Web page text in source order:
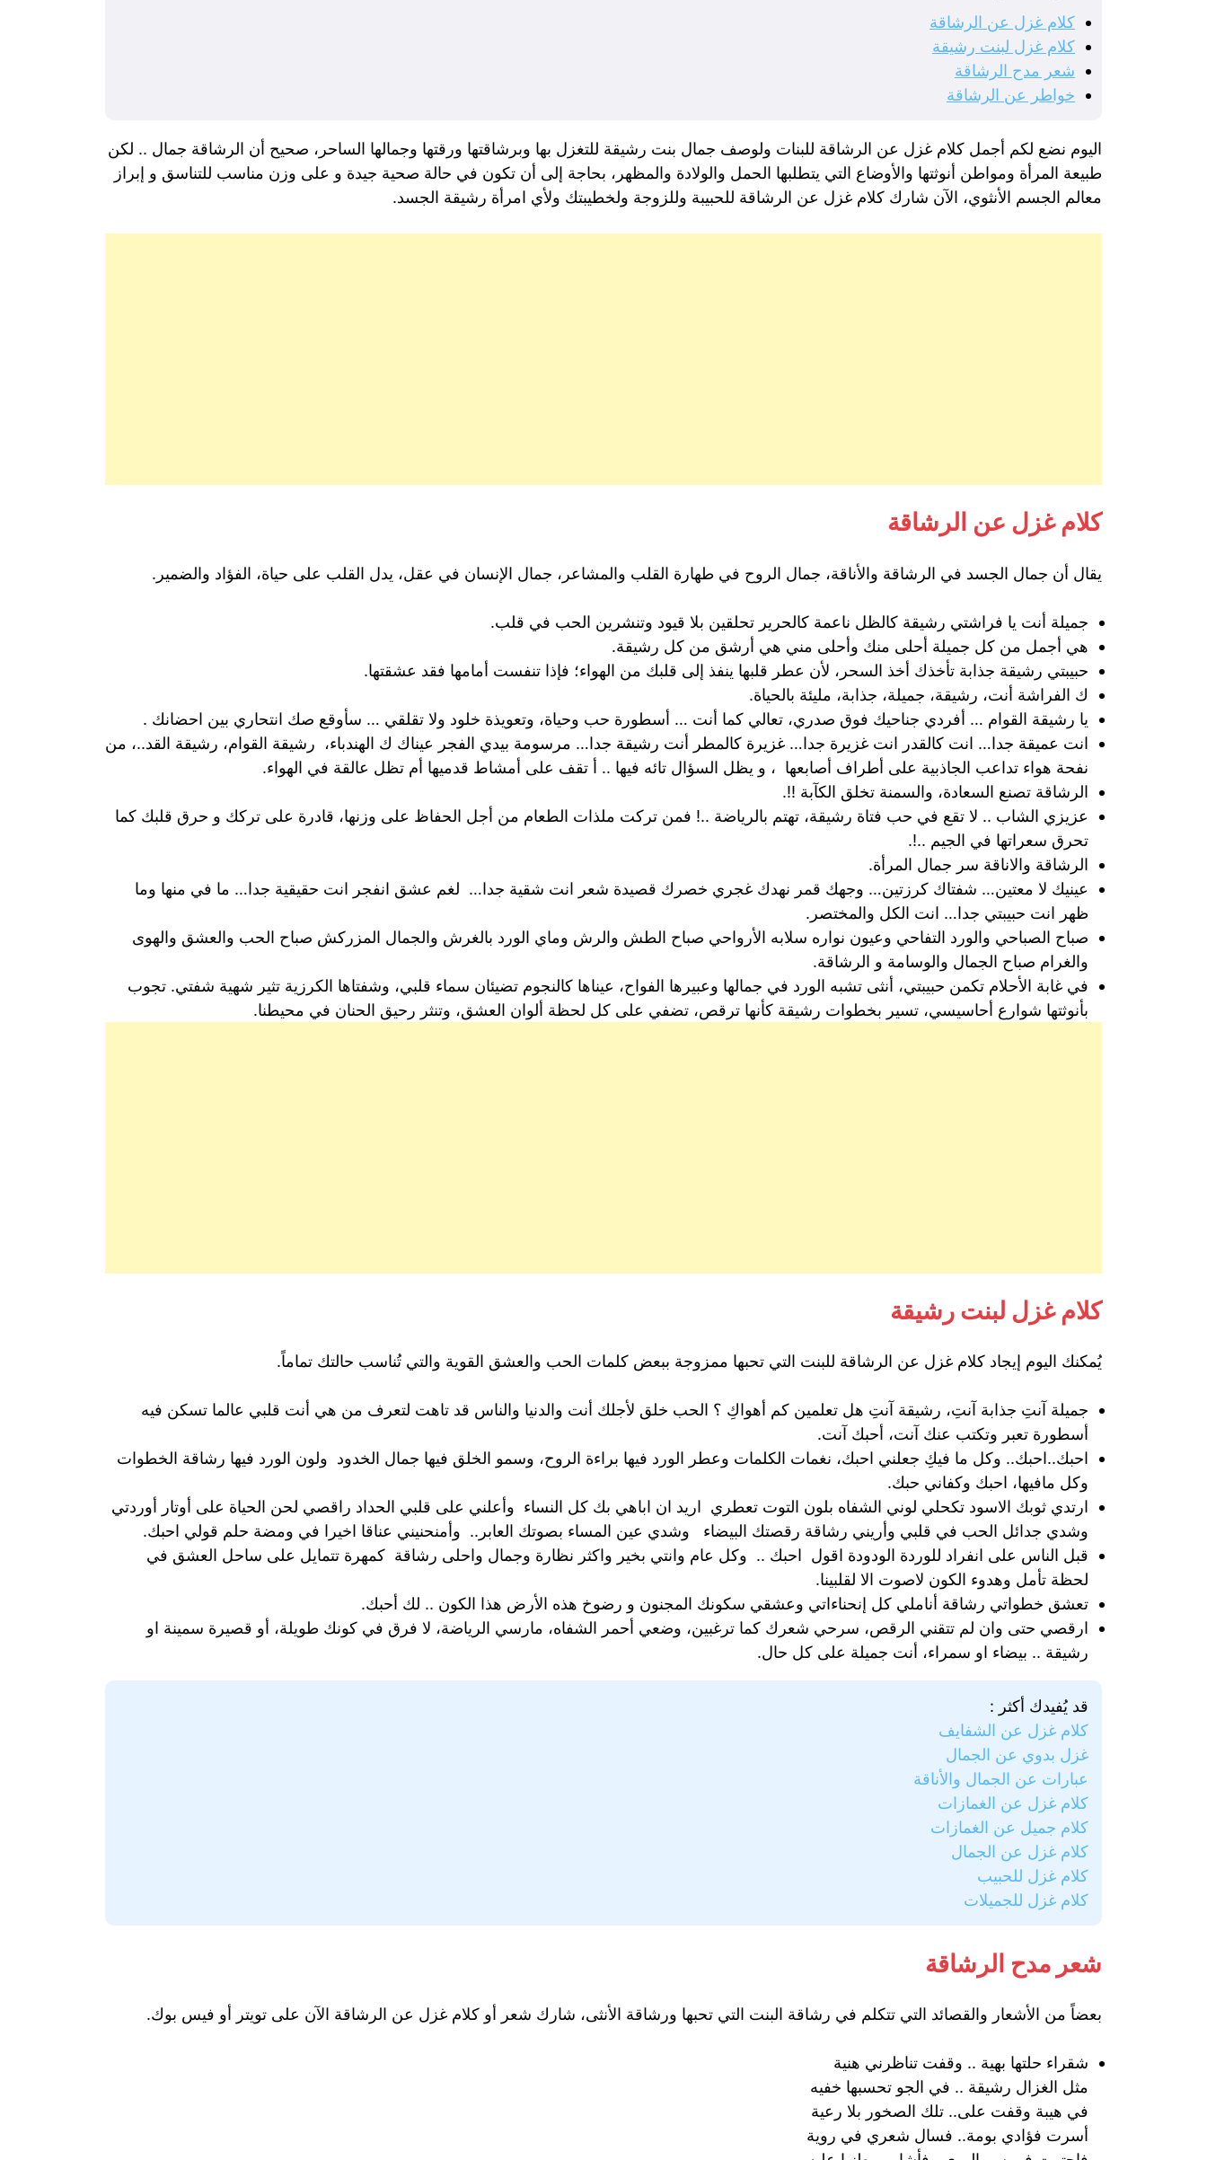
كلام غزل عن الرشاقة
كلام غزل لبنت رشيقة
شعر مدح الرشاقة
خواطر عن الرشاقة
اليوم نضع لكم أجمل كلام غزل عن الرشاقة للبنات ولوصف جمال بنت رشيقة للتغزل بها وبرشاقتها ورقتها وجمالها الساحر، صحيح أن الرشاقة جمال .. لكن
طبيعة المرأة ومواطن أنوثتها والأوضاع التي يتطلبها الحمل والولادة والمظهر، بحاجة إلى أن تكون في حالة صحية جيدة و على وزن مناسب للتناسق و إبراز
معالم الجسم الأنثوي، الآن شارك كلام غزل عن الرشاقة للحبيبة وللزوجة ولخطيبتك ولأي امرأة رشيقة الجسد.
كلام غزل عن الرشاقة
يقال أن جمال الجسد في الرشاقة والأناقة، جمال الروح في طهارة القلب والمشاعر، جمال الإنسان في عقل، يدل القلب على حياة، الفؤاد والضمير.
جميلة أنت يا فراشتي رشيقة كالظل ناعمة كالحرير تحلقين بلا قيود وتنشرين الحب في قلب.
هي أجمل من كل جميلة أحلى منك وأحلى مني هي أرشق من كل رشيقة.
حبيبتي رشيقة جذابة تأخذك أخذ السحر، لأن عطر قلبها ينفذ إلى قلبك من الهواء؛ فإذا تنفست أمامها فقد عشقتها.
ك الفراشة أنت، رشيقة، جميلة، جذابة، مليئة بالحياة.
يا رشيقة القوام … أفردي جناحيك فوق صدري، تعالي كما أنت … أسطورة حب وحياة، وتعويذة خلود ولا تقلقي … سأوقع صك انتحاري بين احضانك .
انت عميقة جدا… انت كالقدر انت غزيرة جدا… غزيرة كالمطر أنت رشيقة جدا… مرسومة بيدي الفجر عيناك ك الهندباء، رشيقة القوام، رشيقة القد..، من
نفحة هواء تداعب الجاذبية على أطراف أصابعها ، و يظل السؤال تائه فيها .. أ تقف على أمشاط قدميها أم تظل عالقة في الهواء.
الرشاقة تصنع السعادة، والسمنة تخلق الكآبة !!.
عزيزي الشاب .. لا تقع في حب فتاة رشيقة، تهتم بالرياضة ..! فمن تركت ملذات الطعام من أجل الحفاظ على وزنها، قادرة على تركك و حرق قلبك كما
تحرق سعراتها في الجيم ..!.
الرشاقة والاناقة سر جمال المرأة.
عينيك لا معتين… شفتاك كرزتين… وجهك قمر نهدك غجري خصرك قصيدة شعر انت شقية جدا… لغم عشق انفجر انت حقيقية جدا… ما في منها وما
ظهر انت حبيبتي جدا… انت الكل والمختصر.
صباح الصباحي والورد التفاحي وعيون نواره سلابه الأرواحي صباح الطش والرش وماي الورد بالغرش والجمال المزركش صباح الحب والعشق والهوى
والغرام صباح الجمال والوسامة و الرشاقة.
في غابة الأحلام تكمن حبيبتي، أنثى تشبه الورد في جمالها وعبيرها الفواح، عيناها كالنجوم تضيئان سماء قلبي، وشفتاها الكرزية تثير شهية شفتي. تجوب
بأنوثتها شوارع أحاسيسي، تسير بخطوات رشيقة كأنها ترقص، تضفي على كل لحظة ألوان العشق، وتنثر رحيق الحنان في محيطنا.
كلام غزل لبنت رشيقة
يُمكنك اليوم إيجاد كلام غزل عن الرشاقة للبنت التي تحبها ممزوجة ببعض كلمات الحب والعشق القوية والتي تُناسب حالتك تماماً.
جميلة آنتِ جذابة آنتِ، رشيقة آنتِ هل تعلمين كم أهواكِ ؟ الحب خلق لأجلك أنت والدنيا والناس قد تاهت لتعرف من هي أنت قلبي عالما تسكن فيه
أسطورة تعبر وتكتب عنك آنت، أحبك آنت.
احبك..احبك.. وكل ما فيكِ جعلني احبك، نغمات الكلمات وعطر الورد فيها براءة الروح، وسمو الخلق فيها جمال الخدود ولون الورد فيها رشاقة الخطوات
وكل مافيها، احبك وكفاني حبك.
ارتدي ثوبك الاسود تكحلي لوني الشفاه بلون التوت تعطري اريد ان اباهي بك كل النساء وأعلني على قلبي الحداد راقصي لحن الحياة على أوتار أوردتي
وشدي جدائل الحب في قلبي وأريني رشاقة رقصتك البيضاء وشدي عين المساء بصوتك العابر.. وأمنحنيني عناقا اخيرا في ومضة حلم قولي احبك.
قبل الناس على انفراد للوردة الودودة اقول احبك .. وكل عام وانتي بخير واكثر نظارة وجمال واحلى رشاقة كمهرة تتمايل على ساحل العشق في
لحظة تأمل وهدوء الكون لاصوت الا لقلبينا.
تعشق خطواتي رشاقة أناملي كل إنحناءاتي وعشقي سكونك المجنون و رضوخ هذه الأرض هذا الكون .. لك أحبك.
ارقصي حتى وان لم تتقني الرقص، سرحي شعرك كما ترغبين، وضعي أحمر الشفاه، مارسي الرياضة، لا فرق في كونك طويلة، أو قصيرة سمينة او
رشيقة .. بيضاء او سمراء، أنت جميلة على كل حال.
قد يُفيدك أكثر :
كلام غزل عن الشفايف
غزل بدوي عن الجمال
عبارات عن الجمال والأناقة
كلام غزل عن الغمازات
كلام جميل عن الغمازات
كلام غزل عن الجمال
كلام غزل للحبيب
كلام غزل للجميلات
شعر مدح الرشاقة
بعضاً من الأشعار والقصائد التي تتكلم في رشاقة البنت التي تحبها ورشاقة الأنثى، شارك شعر أو كلام غزل عن الرشاقة الآن على تويتر أو فيس بوك.
شقراء حلتها بهية .. وقفت تناظرني هنية
مثل الغزال رشيقة .. في الجو تحسبها خفيه
في هيبة وقفت على.. تلك الصخور بلا رعية
أسرت فؤادي بومة.. فسال شعري في روية